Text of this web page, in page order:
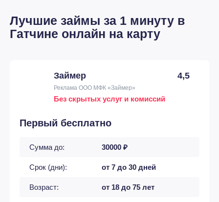
Лучшие займы за 1 минуту в
Гатчине онлайн на карту
Займер 4,5
Реклама ООО МФК «Займер»
Без скрытых услуг и комиссий
Первый бесплатно
Сумма до: 30000 ₽
Срок (дни): от 7 до 30 дней
Возраст: от 18 до 75 лет